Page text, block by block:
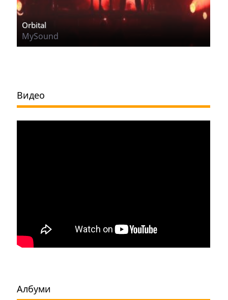
Orbital
MySound
Видео
Албуми